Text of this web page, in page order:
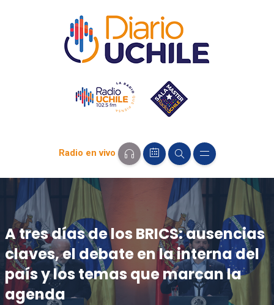
Radio en vivo
A tres días de los BRICS: ausencias
claves, el debate en la interna del
país y los temas que marcan la
agenda